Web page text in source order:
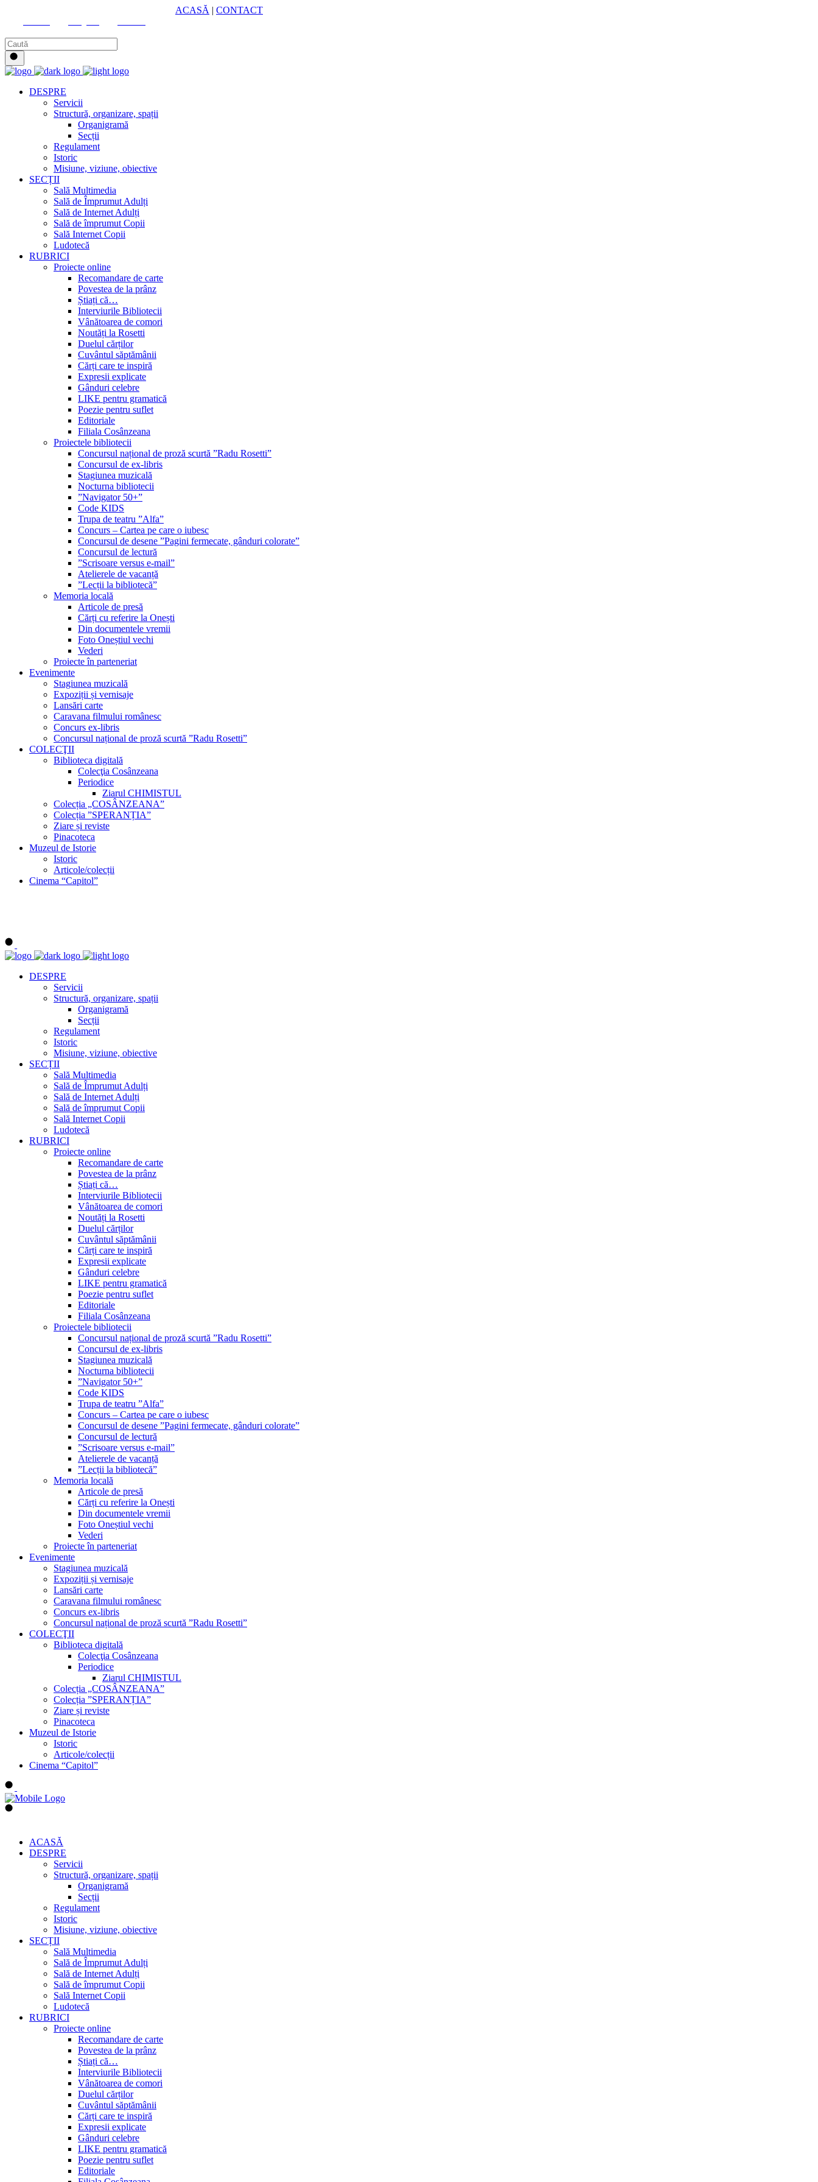
ACASĂ | CONTACT
DESPRE
Servicii
Structură, organizare, spații
Organigramă
Secții
Regulament
Istoric
Misiune, viziune, obiective
SECȚII
Sală Multimedia
Sală de Împrumut Adulți
Sală de Internet Adulți
Sală de împrumut Copii
Sală Internet Copii
Ludotecă
RUBRICI
Proiecte online
Recomandare de carte
Povestea de la prânz
Știați că…
Interviurile Bibliotecii
Vânătoarea de comori
Noutăți la Rosetti
Duelul cărților
Cuvântul săptămânii
Cărți care te inspiră
Expresii explicate
Gânduri celebre
LIKE pentru gramatică
Poezie pentru suflet
Editoriale
Filiala Cosânzeana
Proiectele bibliotecii
Concursul național de proză scurtă ”Radu Rosetti”
Concursul de ex-libris
Stagiunea muzicală
Nocturna bibliotecii
”Navigator 50+”
Code KIDS
Trupa de teatru ”Alfa”
Concurs – Cartea pe care o iubesc
Concursul de desene ”Pagini fermecate, gânduri colorate”
Concursul de lectură
”Scrisoare versus e-mail”
Atelierele de vacanță
”Lecții la bibliotecă”
Memoria locală
Articole de presă
Cărți cu referire la Onești
Din documentele vremii
Foto Oneștiul vechi
Vederi
Proiecte în parteneriat
Evenimente
Stagiunea muzicală
Expoziții și vernisaje
Lansări carte
Caravana filmului românesc
Concurs ex-libris
Concursul național de proză scurtă ”Radu Rosetti”
COLECŢII
Biblioteca digitală
Colecţia Cosânzeana
Periodice
Ziarul CHIMISTUL
Colecția „COSÂNZEANA”
Colecția ”SPERANȚIA”
Ziare și reviste
Pinacoteca
Muzeul de Istorie
Istoric
Articole/colecții
Cinema “Capitol”
DESPRE
Servicii
Structură, organizare, spații
Organigramă
Secții
Regulament
Istoric
Misiune, viziune, obiective
SECȚII
Sală Multimedia
Sală de Împrumut Adulți
Sală de Internet Adulți
Sală de împrumut Copii
Sală Internet Copii
Ludotecă
RUBRICI
Proiecte online
Recomandare de carte
Povestea de la prânz
Știați că…
Interviurile Bibliotecii
Vânătoarea de comori
Noutăți la Rosetti
Duelul cărților
Cuvântul săptămânii
Cărți care te inspiră
Expresii explicate
Gânduri celebre
LIKE pentru gramatică
Poezie pentru suflet
Editoriale
Filiala Cosânzeana
Proiectele bibliotecii
Concursul național de proză scurtă ”Radu Rosetti”
Concursul de ex-libris
Stagiunea muzicală
Nocturna bibliotecii
”Navigator 50+”
Code KIDS
Trupa de teatru ”Alfa”
Concurs – Cartea pe care o iubesc
Concursul de desene ”Pagini fermecate, gânduri colorate”
Concursul de lectură
”Scrisoare versus e-mail”
Atelierele de vacanță
”Lecții la bibliotecă”
Memoria locală
Articole de presă
Cărți cu referire la Onești
Din documentele vremii
Foto Oneștiul vechi
Vederi
Proiecte în parteneriat
Evenimente
Stagiunea muzicală
Expoziții și vernisaje
Lansări carte
Caravana filmului românesc
Concurs ex-libris
Concursul național de proză scurtă ”Radu Rosetti”
COLECŢII
Biblioteca digitală
Colecţia Cosânzeana
Periodice
Ziarul CHIMISTUL
Colecția „COSÂNZEANA”
Colecția ”SPERANȚIA”
Ziare și reviste
Pinacoteca
Muzeul de Istorie
Istoric
Articole/colecții
Cinema “Capitol”
ACASĂ
DESPRE
Servicii
Structură, organizare, spații
Organigramă
Secții
Regulament
Istoric
Misiune, viziune, obiective
SECȚII
Sală Multimedia
Sală de Împrumut Adulți
Sală de Internet Adulți
Sală de împrumut Copii
Sală Internet Copii
Ludotecă
RUBRICI
Proiecte online
Recomandare de carte
Povestea de la prânz
Știați că…
Interviurile Bibliotecii
Vânătoarea de comori
Duelul cărților
Cuvântul săptămânii
Cărți care te inspiră
Expresii explicate
Gânduri celebre
LIKE pentru gramatică
Poezie pentru suflet
Editoriale